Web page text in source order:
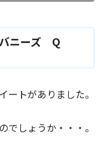
バニーズ Q
ートがありました。
でしょうか・・・。